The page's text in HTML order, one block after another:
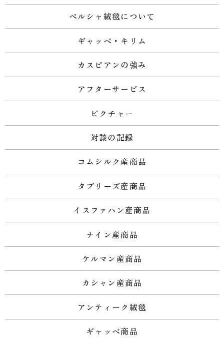
ペルシャ絨毯について
ギャッベ・キリム
カスピアンの強み
アフターサービス
ピクチャー
対談の記録
コムシルク産商品
タブリーズ産商品
イスファハン産商品
ナイン産商品
ケルマン産商品
カシャン産商品
アンティーク絨毯
ギャッベ商品